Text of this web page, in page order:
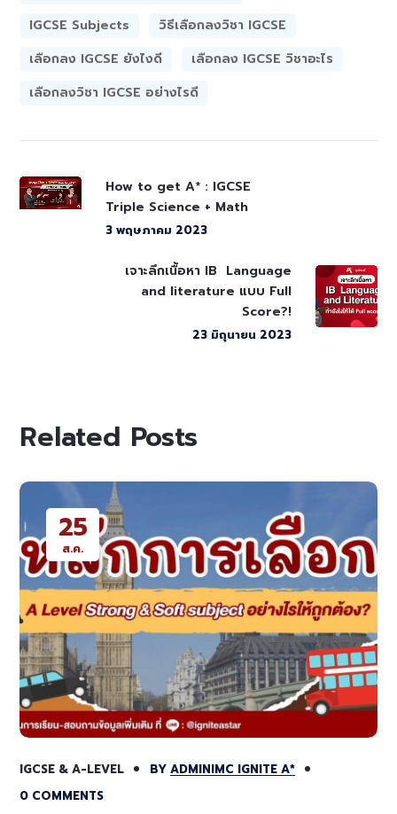
IGCSE Subjects
วิธีเลือกลงวิชา IGCSE
เลือกลง IGCSE ยังไงดี
เลือกลง IGCSE วิชาอะไร
เลือกลงวิชา IGCSE อย่างไรดี
How to get A* : IGCSE
Triple Science + Math
3 พฤษภาคม 2023
เจาะลึกเนื้อหา IB Language
and literature แบบ Full
Score?!
23 มิถุนายน 2023
Related Posts
25
ส.ค.
IGCSE & A-LEVEL BY ADMINIMC IGNITE A*
0 COMMENTS